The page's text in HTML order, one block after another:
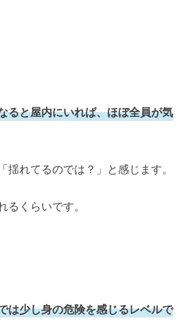
ると屋内にいれば、ほぼ全員が気
揺れてるのでは？」と感じます。
るくらいです。
は少し身の危険を感じるレベルで